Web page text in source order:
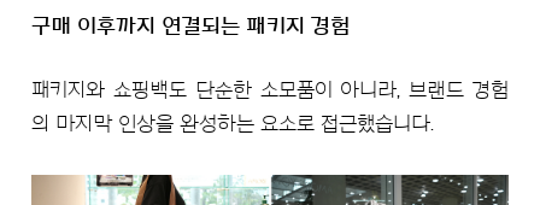
구매 이후까지 연결되는 패키지 경험
패키지와 쇼핑백도 단순한 소모품이 아니라, 브랜드 경험
의 마지막 인상을 완성하는 요소로 접근했습니다.